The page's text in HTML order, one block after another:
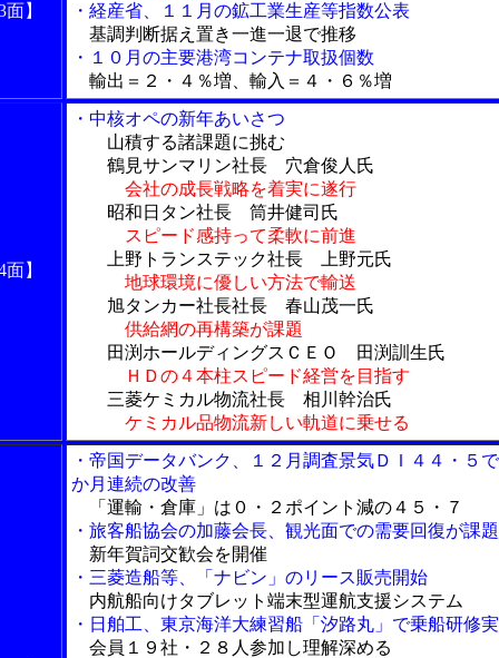
】
・経産省、１１月の鉱工業生産等指数公表
基調判断据え置き一進一退で推移
・１０月の主要港湾コンテナ取扱個数
輸出＝２・４％増、輸入＝４・６％増
】
・中核オペの新年あいさつ
山積する諸課題に挑む
鶴見サンマリン社長 穴倉俊人氏
会社の成長戦略を着実に遂行
昭和日タン社長 筒井健司氏
スピード感持って柔軟に前進
上野トランステック社長 上野元氏
地球環境に優しい方法で輸送
旭タンカー社長社長 春山茂一氏
供給網の再構築が課題
田渕ホールディングスＣＥＯ 田渕訓生氏
ＨＤの４本柱スピード経営を目指す
三菱ケミカル物流社長 相川幹治氏
ケミカル品物流新しい軌道に乗せる
・帝国データバンク、１２月調査景気ＤＩ４４・５
か月連続の改善
「運輸・倉庫」は０・２ポイント減の４５・７
・旅客船協会の加藤会長、観光面での需要回復が課題
新年賀詞交歓会を開催
・三菱造船等、「ナビン」のリース販売開始
内航船向けタブレット端末型運航支援システム
・日舶工、東京海洋大練習船「汐路丸」で乗船研修
会員１９社・２８人参加し理解深める